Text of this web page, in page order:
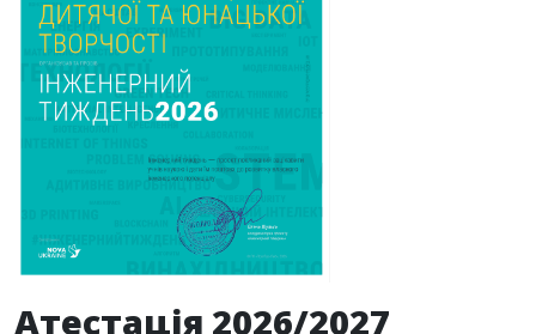
Атестація 2026/2027